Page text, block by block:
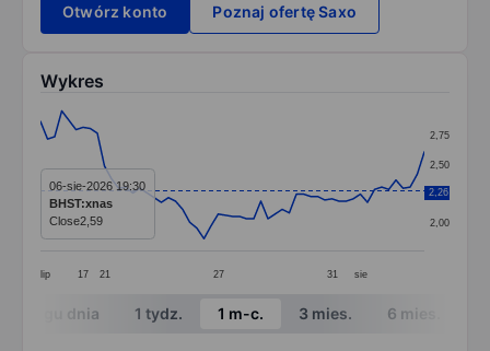
Otwórz konto
Poznaj ofertę Saxo
Wykres
Line chart with 55 data points.
The chart has 1 X axis displaying categories.
The chart has 1 Y axis displaying values. Data
lip 17 21 27 31 sie
2,00
2,25
2,50
2,75
2,26
06-sie-2026 19:30
BHST:xnas
Close2,59
End of interactive chart.
W ciągu dnia 1 tydz. 1 m-c. 3 mies. 6 mies.